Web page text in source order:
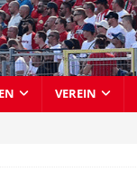
VEREIN